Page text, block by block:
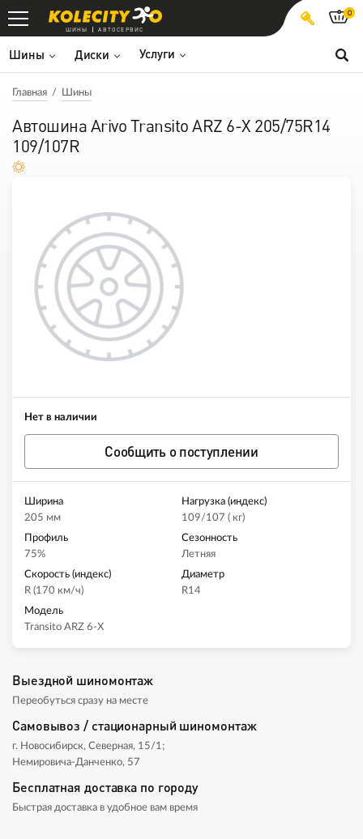
ШИНЫ АВТОСЕРВИС
Шины Диски Услуги
0
Главная Шины
Автошина Arivo Transito ARZ 6-X 205/75R14
109/107R
Нет в наличии
Сообщить о поступлении
Ширина
205 мм
Нагрузка (индекс)
109/107 ( кг)
Профиль
75%
Сезонность
Летняя
Скорость (индекс)
R (170 км/ч)
Диаметр
R14
Модель
Transito ARZ 6-X
Выездной шиномонтаж
Переобуться сразу на месте
Самовывоз / стационарный шиномонтаж
г. Новосибирск, Северная, 15/1;
Немировича-Данченко, 57
Бесплатная доставка по городу
Быстрая доставка в удобное вам время